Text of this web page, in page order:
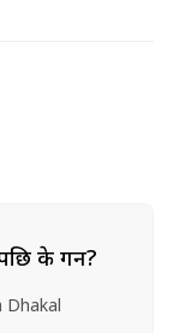
के गर्ने?
Dhakal